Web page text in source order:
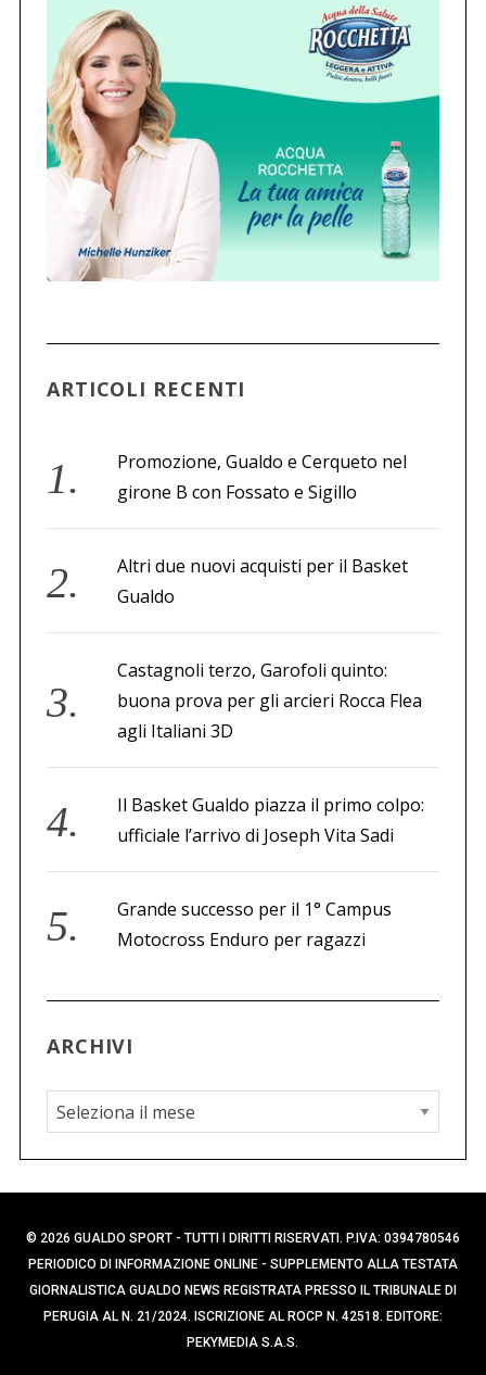
ARTICOLI RECENTI
Promozione, Gualdo e Cerqueto nel
girone B con Fossato e Sigillo
Altri due nuovi acquisti per il Basket
Gualdo
Castagnoli terzo, Garofoli quinto:
buona prova per gli arcieri Rocca Flea
agli Italiani 3D
Il Basket Gualdo piazza il primo colpo:
ufficiale l’arrivo di Joseph Vita Sadi
Grande successo per il 1° Campus
Motocross Enduro per ragazzi
ARCHIVI
A
r
c
h
i
v
i
© 2026 GUALDO SPORT - TUTTI I DIRITTI RISERVATI. P.IVA: 0394780546
PERIODICO DI INFORMAZIONE ONLINE - SUPPLEMENTO ALLA TESTATA
GIORNALISTICA GUALDO NEWS REGISTRATA PRESSO IL TRIBUNALE DI
PERUGIA AL N. 21/2024. ISCRIZIONE AL ROCP N. 42518. EDITORE:
PEKYMEDIA S.A.S.